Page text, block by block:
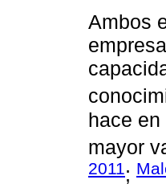
Ambos
hace
mayor
2011;